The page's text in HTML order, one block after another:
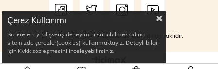
Copyright © 2022 TOPTANCI.COM | Tüm hakları saklıdır.
Çerez Kullanımı
Sizlere en iyi alışveriş deneyimini sunabilmek adına
sitemizde çerezler(cookies) kullanmaktayız. Detaylı bilgi
için Kvkk sözleşmesini inceleyebilirsiniz.